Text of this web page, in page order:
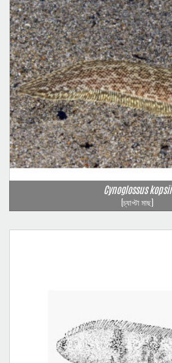
Cynoglossus kopsii
(চ্যাপ্টা মাছ)